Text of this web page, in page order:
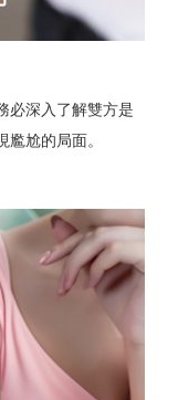
必深入了解雙方是
尬的局面。